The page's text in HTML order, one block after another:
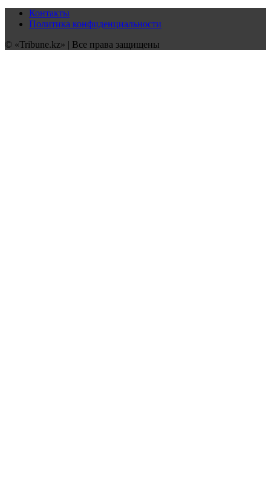
Контакты
Политика конфиденциальности
© «Tribune.kz» | Все права защищены